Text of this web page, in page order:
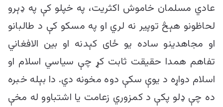
عادي مسلمان خاموش اکثریت، په خپلو کې په ډېرو
لحاظونو هېڅ توپیر نه لري او په مسکو کې د طالبانو
او مجاهدینو ساده یو ځای کېدنه او بین الافغاني
تفاهم همدا حقیقت ثابت کړ چې سیاسي اسلام او
اسلام دواړه د یوې سکې دوه مخونه دي. دا بېله خبره
ده چې ډلو پکې د کمزوري زعامت یا اشتباوو له مخې